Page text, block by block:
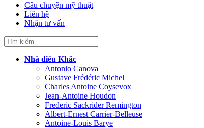
Câu chuyện mỹ thuật
Liên hệ
Nhận tư vấn
Nhà điêu Khắc
Antonio Canova
Gustave Frédéric Michel
Charles Antoine Coysevox
Jean-Antoine Houdon
Frederic Sackrider Remington
Albert-Ernest Carrier-Belleuse
Antoine-Louis Barye